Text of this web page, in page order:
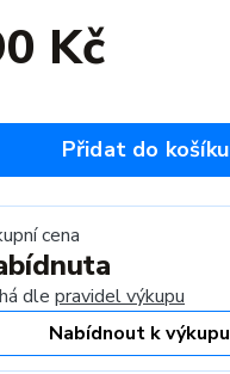
Kč
Přidat do košíku
cena
dle pravidel výkupu
Nabídnout k výkupu